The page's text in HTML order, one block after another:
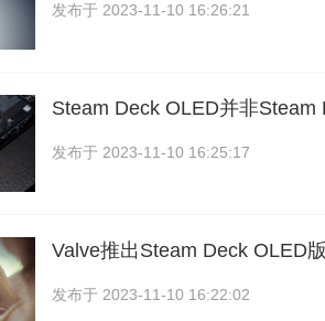
发布于 2023-11-10 16:26:21
Steam Deck OLED并非
发布于 2023-11-10 16:25:17
Valve推出Steam Deck OLED
发布于 2023-11-10 16:22:02